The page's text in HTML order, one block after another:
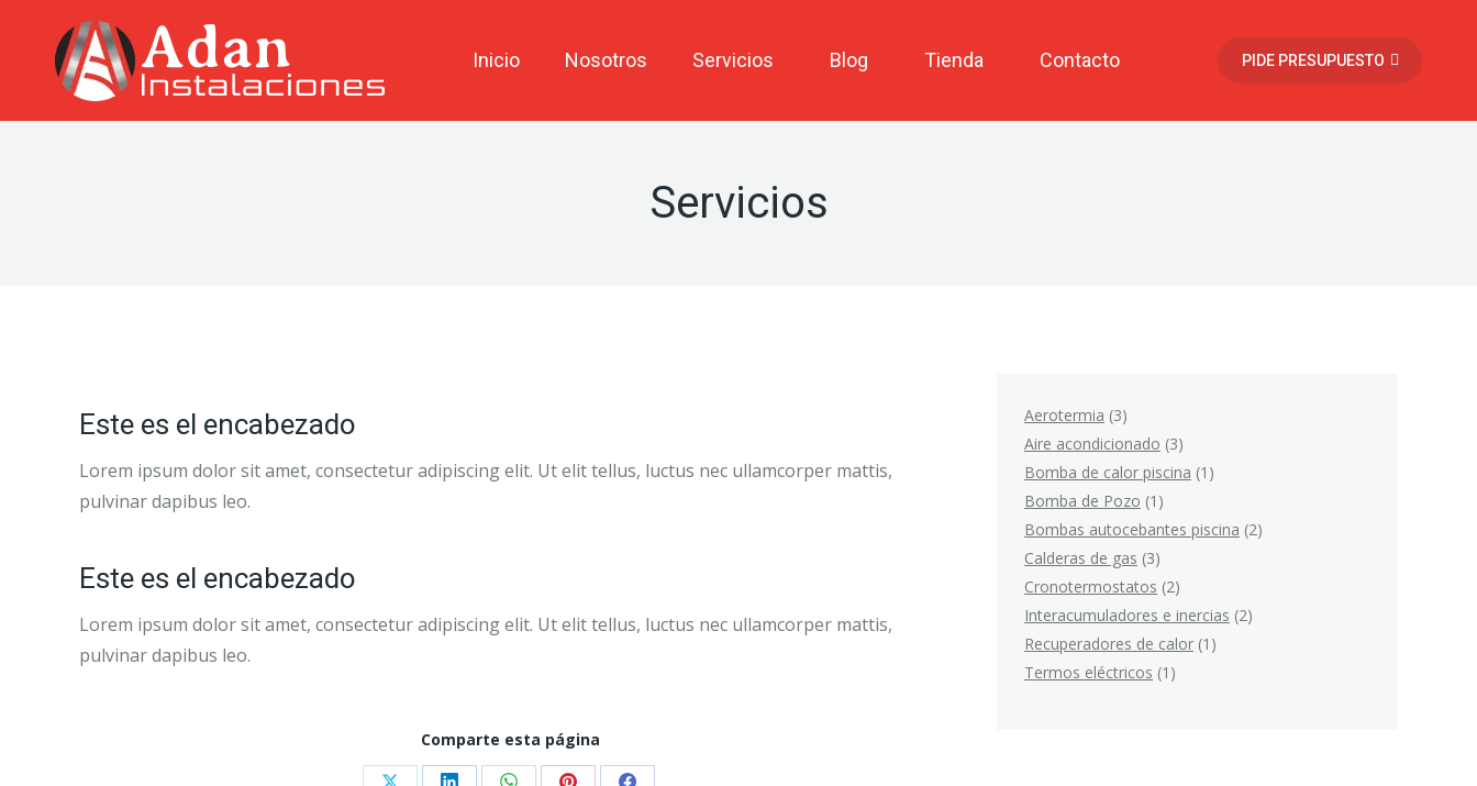
contenido
Inicio Nosotros Servicios Blog Tienda Contacto PIDE PRESUPUESTO
Servicios
Este es el encabezado
Lorem ipsum dolor sit amet, consectetur adipiscing elit. Ut elit tellus, luctus nec ullamcorper mattis,
pulvinar dapibus leo.
Este es el encabezado
Lorem ipsum dolor sit amet, consectetur adipiscing elit. Ut elit tellus, luctus nec ullamcorper mattis,
pulvinar dapibus leo.
Comparte esta página
Aerotermia 3
Aire acondicionado 3
Bomba de calor piscina 1
Bomba de Pozo 1
Bombas autocebantes piscina 2
Calderas de gas 3
Cronotermostatos 2
Interacumuladores e inercias 2
Recuperadores de calor 1
Termos eléctricos 1